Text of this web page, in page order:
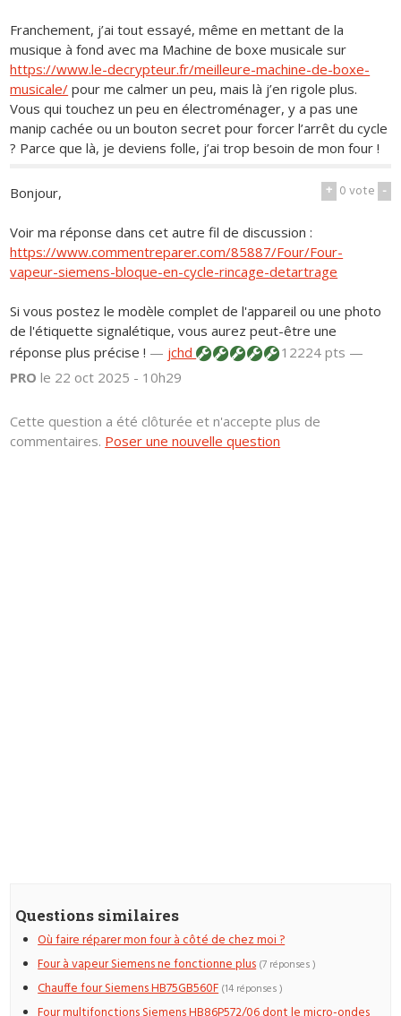
Franchement, j’ai tout essayé, même en mettant de la
musique à fond avec ma Machine de boxe musicale sur
https://www.le-decrypteur.fr/meilleure-machine-de-boxe-
musicale/ pour me calmer un peu, mais là j’en rigole plus.
Vous qui touchez un peu en électroménager, y a pas une
manip cachée ou un bouton secret pour forcer l’arrêt du cycle
? Parce que là, je deviens folle, j’ai trop besoin de mon four !
+ 0vote -
Bonjour,
Voir ma réponse dans cet autre fil de discussion :
https://www.commentreparer.com/85887/Four/Four-
vapeur-siemens-bloque-en-cycle-rincage-detartrage
Si vous postez le modèle complet de l'appareil ou une photo
de l'étiquette signalétique, vous aurez peut-être une
réponse plus précise ! — jchd
12224 pts —
PRO le 22 oct 2025 - 10h29
Cette question a été clôturée et n'accepte plus de
commentaires. Poser une nouvelle question
Questions similaires
Où faire réparer mon four à côté de chez moi ?
Four à vapeur Siemens ne fonctionne plus (7 réponses )
Chauffe four Siemens HB75GB560F (14 réponses )